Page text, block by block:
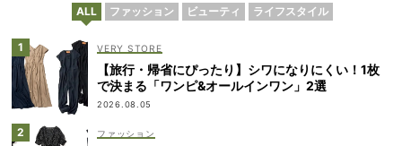
ALL ファッション ビューティ ライフスタイル
VERY STORE
【旅行・帰省にぴったり】シワになりにくい！1枚
で決まる「ワンピ&オールインワン」2選
2026.08.05
ファッション